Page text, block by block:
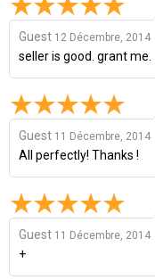
Guest 12 Décembre, 2014
seller is good. grant me.
Guest 11 Décembre, 2014
All perfectly! Thanks !
Guest 11 Décembre, 2014
+